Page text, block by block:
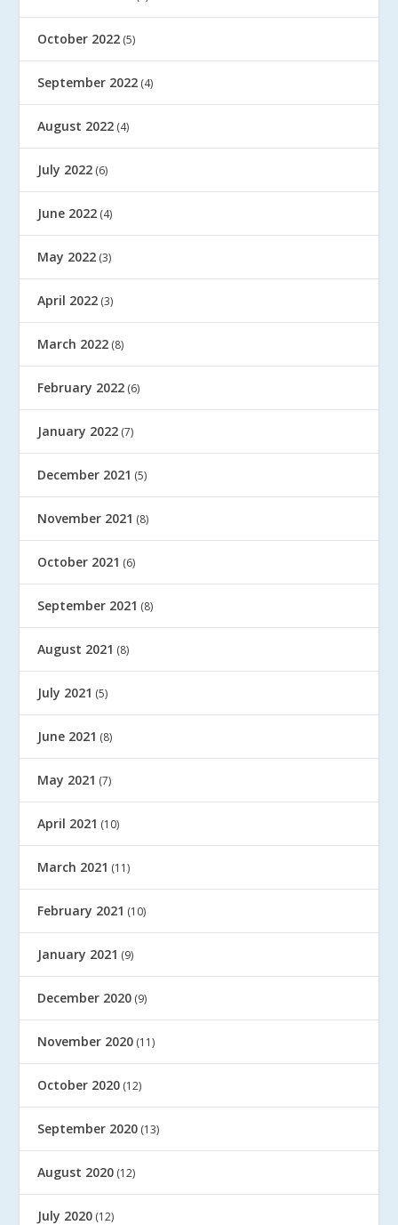
October 2022 (5)
September 2022 (4)
August 2022 (4)
July 2022 (6)
June 2022 (4)
May 2022 (3)
April 2022 (3)
March 2022 (8)
February 2022 (6)
January 2022 (7)
December 2021 (5)
November 2021 (8)
October 2021 (6)
September 2021 (8)
August 2021 (8)
July 2021 (5)
June 2021 (8)
May 2021 (7)
April 2021 (10)
March 2021 (11)
February 2021 (10)
January 2021 (9)
December 2020 (9)
November 2020 (11)
October 2020 (12)
September 2020 (13)
August 2020 (12)
July 2020 (12)